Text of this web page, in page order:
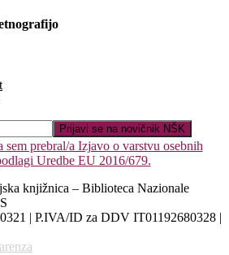
prebral/a Izjavo o varstvu osebnih
Uredbe EU 2016/679.
knjižnica – Biblioteca Nazionale
| P.IVA/ID za DDV IT01192680328 |